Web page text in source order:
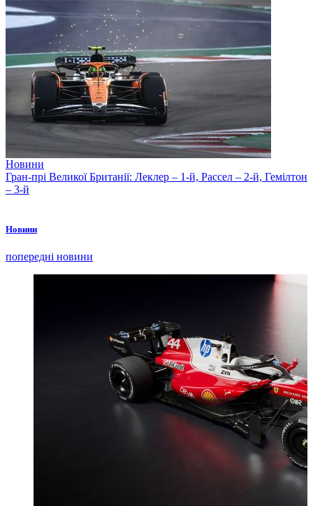
Новини
Гран-прі Великої Британії: Леклер – 1-й, Рассел – 2-й, Гемілтон
– 3-й
Новини
попередні новини